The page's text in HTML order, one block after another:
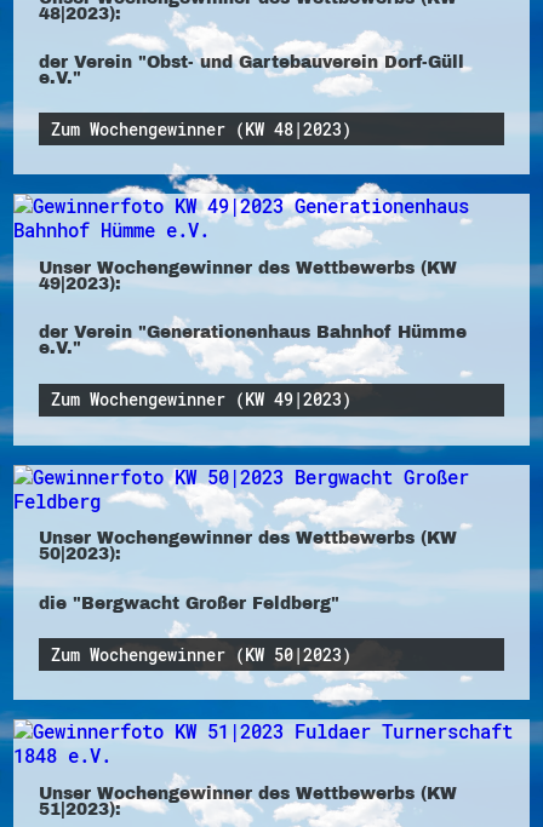
48|2023):
der Verein "Obst- und Gartebauverein Dorf-Güll
e.V."
Zum Wochengewinner (KW 48|2023)
Unser Wochengewinner des Wettbewerbs (KW
49|2023):
der Verein "Generationenhaus Bahnhof Hümme
e.V."
Zum Wochengewinner (KW 49|2023)
Unser Wochengewinner des Wettbewerbs (KW
50|2023):
die "Bergwacht Großer Feldberg"
Zum Wochengewinner (KW 50|2023)
Unser Wochengewinner des Wettbewerbs (KW
51|2023):